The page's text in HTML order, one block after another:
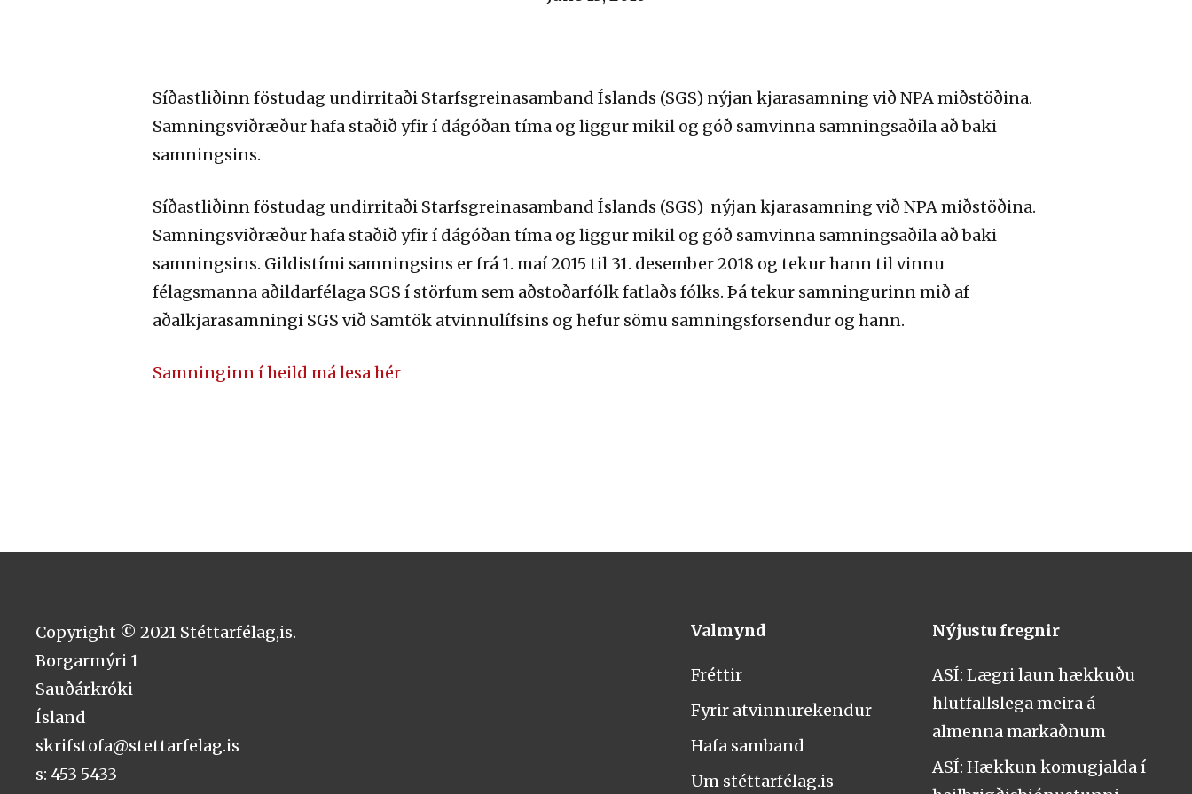
Síðastliðinn föstudag undirritaði Starfsgreinasamband Íslands (SGS) nýjan kjarasamning við NPA miðstöðina.
Samningsviðræður hafa staðið yfir í dágóðan tíma og liggur mikil og góð samvinna samningsaðila að baki
samningsins.
Síðastliðinn föstudag undirritaði Starfsgreinasamband Íslands (SGS) nýjan kjarasamning við NPA miðstöðina.
Samningsviðræður hafa staðið yfir í dágóðan tíma og liggur mikil og góð samvinna samningsaðila að baki
samningsins. Gildistími samningsins er frá 1. maí 2015 til 31. desember 2018 og tekur hann til vinnu
félagsmanna aðildarfélaga SGS í störfum sem aðstoðarfólk fatlaðs fólks. Þá tekur samningurinn mið af
aðalkjarasamningi SGS við Samtök atvinnulífsins og hefur sömu samningsforsendur og hann.
Samninginn í heild má lesa hér
Copyright © 2021 Stéttarfélag,is.
Borgarmýri 1
Sauðárkróki
Ísland
skrifstofa@stettarfelag.is
s: 453 5433
Valmynd
Fréttir
Fyrir atvinnurekendur
Hafa samband
Um stéttarfélag.is
Nýjustu fregnir
ASÍ: Lægri laun hækkuðu
hlutfallslega meira á
almenna markaðnum
ASÍ: Hækkun komugjalda í